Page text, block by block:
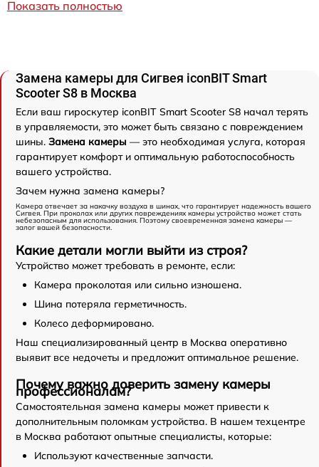
Показать полностью
Замена камеры для Сигвея iconBIT Smart
Scooter S8 в Москва
Если ваш гироскутер iconBIT Smart Scooter S8 начал терять
в управляемости, это может быть связано с повреждением
шины. Замена камеры — это необходимая услуга, которая
гарантирует комфорт и оптимальную работоспособность
вашего устройства.
Зачем нужна замена камеры?
Камера отвечает за накачку воздуха в шинах, что гарантирует надежность вашего
Сигвея. При проколах или других повреждениях камеры устройство может стать
небезопасным для использования. Поэтому своевременная замена камеры —
залог вашей безопасности.
Какие детали могли выйти из строя?
Устройство может требовать в ремонте, если:
Камера проколотая или сильно изношена.
Шина потеряла герметичность.
Колесо деформировано.
Наш специализированный центр в Москва оперативно
выявит все недочеты и предложит оптимальное решение.
Почему важно доверить замену камеры
профессионалам?
Самостоятельная замена камеры может привести к
дополнительным поломкам устройства. В нашем техцентре
в Москва работают опытные специалисты, которые:
Используют качественные запчасти.